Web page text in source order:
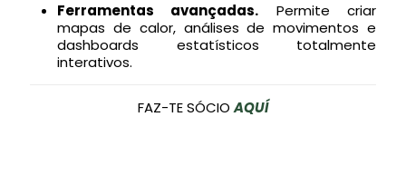
Ferramentas avançadas. Permite criar
mapas de calor, análises de movimentos e
dashboards estatísticos totalmente
interativos.
FAZ-TE SÓCIOAQUÍ